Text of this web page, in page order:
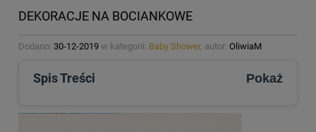
DEKORACJE NA BOCIANKOWE
Dodano: 30-12-2019 w kategorii: Baby Shower, autor: OliwiaM
Spis Treści Pokaż